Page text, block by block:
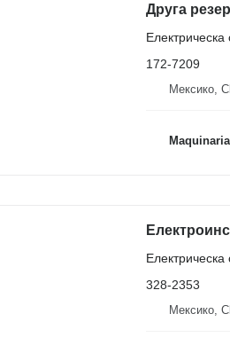
172-7209
Мексико,
328-2353
Мексико,